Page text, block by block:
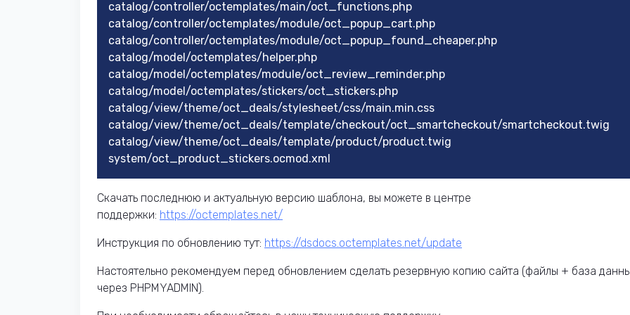
catalog/controller/octemplates/main/oct_functions.php
catalog/controller/octemplates/module/oct_popup_cart.php
catalog/controller/octemplates/module/oct_popup_found_cheaper.php
catalog/model/octemplates/helper.php
catalog/model/octemplates/module/oct_review_reminder.php
catalog/model/octemplates/stickers/oct_stickers.php
catalog/view/theme/oct_deals/stylesheet/css/main.min.css
catalog/view/theme/oct_deals/template/checkout/oct_smartcheckout/smartcheckout.twig
catalog/view/theme/oct_deals/template/product/product.twig
system/oct_product_stickers.ocmod.xml
Скачать последнюю и актуальную версию шаблона, вы можете в центре
поддержки: https://octemplates.net/
Инструкция по обновлению тут: https://dsdocs.octemplates.net/update
Настоятельно рекомендуем перед обновлением сделать резервную копию сайта (файлы + база
через PHPMYADMIN).